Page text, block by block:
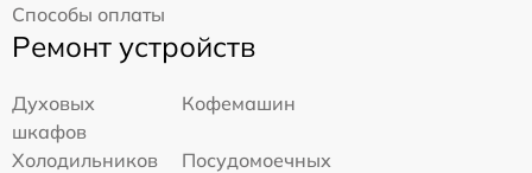
Способы оплаты
Ремонт устройств
Духовых
шкафов
Кофемашин
Холодильников
Посудомоечных